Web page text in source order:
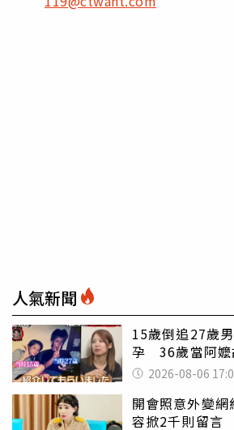
人氣新聞
15歲倒追27歲
孕 36歲當阿嬤
2026-08-06
開會照意外變網
容掀2千則留言